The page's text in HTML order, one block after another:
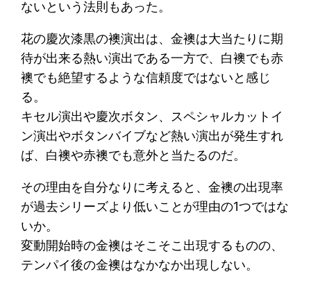
ないという法則もあった。
花の慶次漆黒の襖演出は、金襖は大当たりに期
待が出来る熱い演出である一方で、白襖でも赤
襖でも絶望するような信頼度ではないと感じ
る。
キセル演出や慶次ボタン、スペシャルカットイ
ン演出やボタンバイブなど熱い演出が発生すれ
ば、白襖や赤襖でも意外と当たるのだ。
その理由を自分なりに考えると、金襖の出現率
が過去シリーズより低いことが理由の1つではな
いか。
変動開始時の金襖はそこそこ出現するものの、
テンパイ後の金襖はなかなか出現しない。